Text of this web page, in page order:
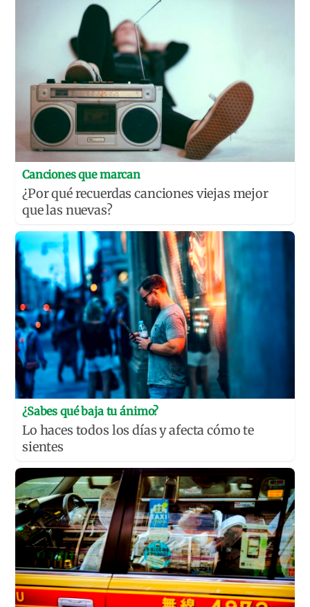
Canciones que marcan
¿Por qué recuerdas canciones viejas mejor
que las nuevas?
¿Sabes qué baja tu ánimo?
Lo haces todos los días y afecta cómo te
sientes